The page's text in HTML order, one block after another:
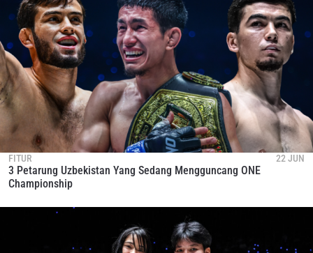
FITUR 22 JUN
3 Petarung Uzbekistan Yang Sedang Mengguncang ONE
Championship